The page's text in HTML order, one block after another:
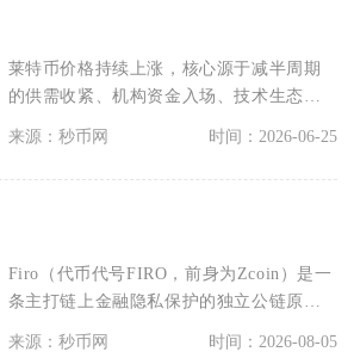
莱特币价格持续上涨，核心源于减半周期
的供需收紧、机构资金入场、技术生态突
破、监管环境趋稳与
来源：秒币网 时间：2026-06-25
Firo（代币代号FIRO，前身为Zcoin）是一
条主打链上金融隐私保护的独立公链原生
来源：秒币网 时间：2026-08-05